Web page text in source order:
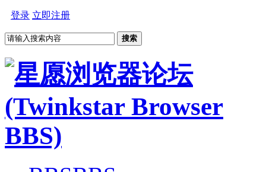
登录 立即注册
搜索